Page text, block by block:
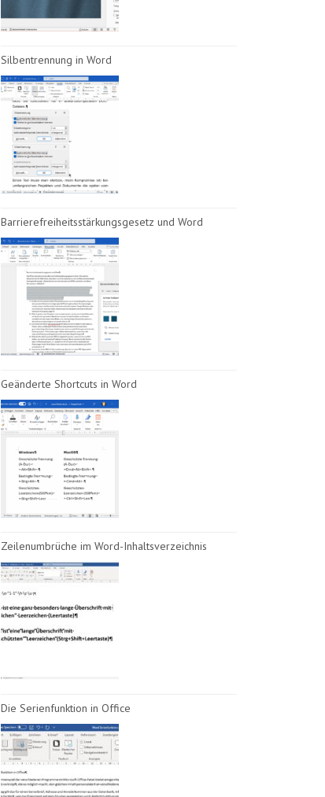
Silbentrennung in Word
Barrierefreiheitsstärkungsgesetz und Word
Geänderte Shortcuts in Word
Zeilenumbrüche im Word-Inhaltsverzeichnis
Die Serienfunktion in Office